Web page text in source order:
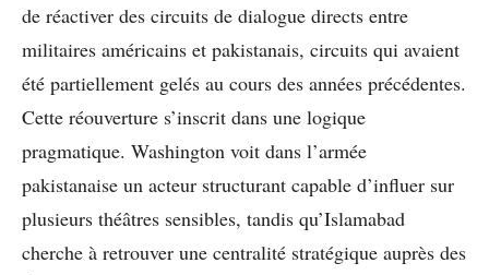
de réactiver des circuits de dialogue directs entre
militaires américains et pakistanais, circuits qui avaient
été partiellement gelés au cours des années précédentes.
Cette réouverture s’inscrit dans une logique
pragmatique. Washington voit dans l’armée
pakistanaise un acteur structurant capable d’influer sur
plusieurs théâtres sensibles, tandis qu’Islamabad
cherche à retrouver une centralité stratégique auprès des